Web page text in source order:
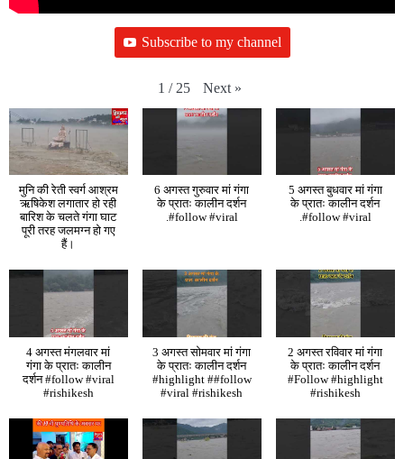
Subscribe to my channel
1 / 25 Next »
मुनि की रेती स्वर्ग आश्रम
ऋषिकेश लगातार हो रही
बारिश के चलते गंगा घाट
पूरी तरह जलमग्न हो गए
हैं।
6 अगस्त गुरुवार मां गंगा
के प्रातः कालीन दर्शन
.#follow #viral
5 अगस्त बुधवार मां गंगा
के प्रातः कालीन दर्शन
.#follow #viral
4 अगस्त मंगलवार मां
गंगा के प्रातः कालीन
दर्शन #follow #viral
#rishikesh
3 अगस्त सोमवार मां गंगा
के प्रातः कालीन दर्शन
#highlight ##follow
#viral #rishikesh
2 अगस्त रविवार मां गंगा
के प्रातः कालीन दर्शन
#Follow #highlight
#rishikesh